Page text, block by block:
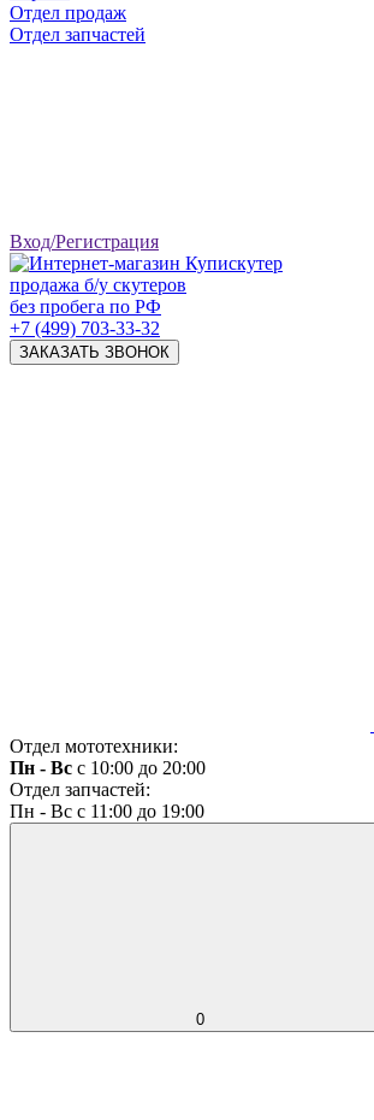
Отдел продаж
Отдел запчастей
Вход/Регистрация
продажа б/у скутеров
без пробега по РФ
+7 (499) 703-33-32
ЗАКАЗАТЬ ЗВОНОК
Отдел мототехники:
Пн - Вс с 10:00 до 20:00
Отдел запчастей:
Пн - Вс с 11:00 до 19:00
0